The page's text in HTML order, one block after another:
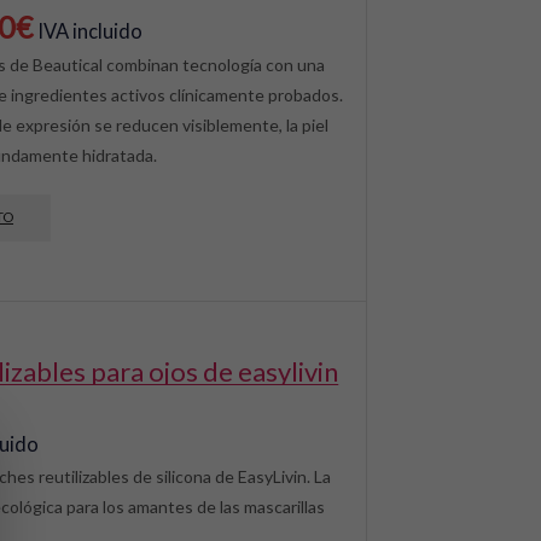
€El
precio
actual
es:
IVA incluido
de Beautical combinan tecnología con una
ingredientes activos clínicamente probados.
expresión se reducen visiblemente, la piel
hidratada.
para ojos de easylivin
reutilizables de silicona de EasyLivin. La
para los amantes de las mascarillas